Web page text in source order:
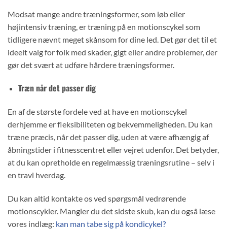
Modsat mange andre træningsformer, som løb eller
højintensiv træning, er træning på en motionscykel som
tidligere nævnt meget skånsom for dine led. Det gør det til et
ideelt valg for folk med skader, gigt eller andre problemer, der
gør det svært at udføre hårdere træningsformer.
Træn når det passer dig
En af de største fordele ved at have en motionscykel
derhjemme er fleksibiliteten og bekvemmeligheden. Du kan
træne præcis, når det passer dig, uden at være afhængig af
åbningstider i fitnesscentret eller vejret udenfor. Det betyder,
at du kan opretholde en regelmæssig træningsrutine – selv i
en travl hverdag.
Du kan altid kontakte os ved spørgsmål vedrørende
motionscykler. Mangler du det sidste skub, kan du også læse
vores indlæg: kan man tabe sig på kondicykel?